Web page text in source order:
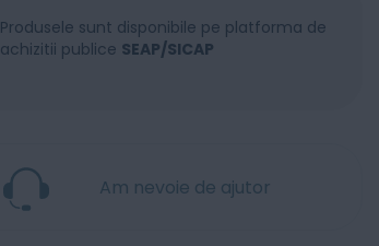
Produsele sunt disponibile pe platforma de
achizitii publice SEAP/SICAP
Am nevoie de ajutor